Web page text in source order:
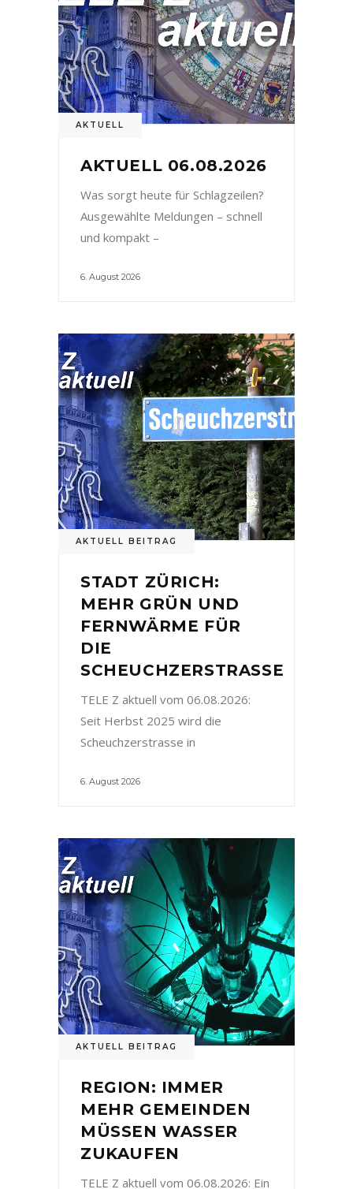
AKTUELL
AKTUELL 06.08.2026
Was sorgt heute für Schlagzeilen?
Ausgewählte Meldungen – schnell
und kompakt –
6. August 2026
AKTUELL BEITRAG
STADT ZÜRICH:
MEHR GRÜN UND
FERNWÄRME FÜR
DIE
SCHEUCHZERSTRASSE
TELE Z aktuell vom 06.08.2026:
Seit Herbst 2025 wird die
Scheuchzerstrasse in
6. August 2026
AKTUELL BEITRAG
REGION: IMMER
MEHR GEMEINDEN
MÜSSEN WASSER
ZUKAUFEN
TELE Z aktuell vom 06.08.2026: Ein